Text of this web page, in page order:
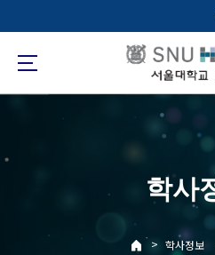
로
메
학사
> 학사정보